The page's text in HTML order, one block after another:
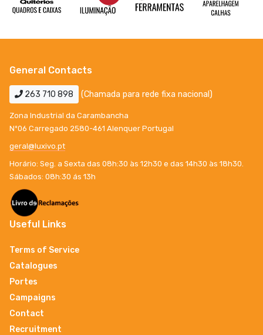
General Contacts
263 710 898 (Chamada para rede fixa nacional)
Zona Industrial da Carambancha
Nº06 Carregado 2580-461 Alenquer Portugal
geral@luxivo.pt
Horário: Seg. a Sexta das 08h:30 às 12h30 e das 14h30 às 18h30.
Sábados: 08h:30 ás 13h
Useful Links
Terms of Service
Catalogues
Portes
Campaigns
Contact
Recruitment